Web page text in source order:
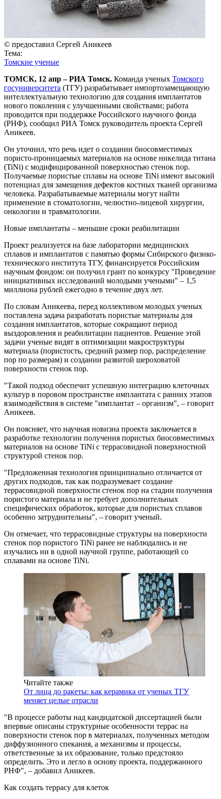
© предоставил Сергей Аникеев
Тема:
Томские ученые
ТОМСК, 12 апр – РИА Томск. Команда ученых Томского
госуниверситета (ТГУ) разрабатывает импортозамещающую
интеллектуальную технологию для создания имплантатов
нового поколения с улучшенными свойствами; работа
проводится при поддержке Российского научного фонда
(РНФ), сообщил РИА Томск руководитель проекта Сергей
Аникеев.
Он уточнил, что речь идет о создании биосовместимых
пористо-проницаемых материалов на основе никелида титана
(TiNi) с модифицированной поверхностью стенок пор.
Получаемые пористые сплавы на основе TiNi имеют высокий
потенциал для замещения дефектов костных тканей организма
человека. Разрабатываемые материалы могут найти
применение в стоматологии, челюстно-лицевой хирургии,
онкологии и травматологии.
Новые имплантаты – меньшие сроки реабилитации
Проект реализуется на базе лаборатории медицинских
сплавов и имплантатов с памятью формы Сибирского физико-
технического института ТГУ, финансируется Российским
научным фондом: он получил грант по конкурсу "Проведение
инициативных исследований молодыми учеными" – 1,5
миллиона рублей ежегодно в течение двух лет.
По словам Аникеева, перед коллективом молодых ученых
поставлена задача разработать пористые материалы для
создания имплантатов, которые сокращают период
выздоровления и реабилитации пациентов. Решение этой
задачи ученые видят в оптимизации макроструктуры
материала (пористость, средний размер пор, распределение
пор по размерам) и создании развитой шероховатой
поверхности стенок пор.
"Такой подход обеспечит успешную интеграцию клеточных
культур в поровом пространстве имплантата с ранних этапов
взаимодействия в системе "имплантат – организм", – говорит
Аникеев.
Он поясняет, что научная новизна проекта заключается в
разработке технологии получения пористых биосовместимых
материалов на основе TiNi с террасовидной поверхностной
структурой стенок пор.
"Предложенная технология принципиально отличается от
других подходов, так как подразумевает создание
террасовидной поверхности стенок пор на стадии получения
пористого материала и не требует дополнительных
специфических обработок, которые для пористых сплавов
особенно затруднительны", – говорит ученый.
Он отмечает, что террасовидные структуры на поверхности
стенок пор пористого TiNi ранее не наблюдались и не
изучались ни в одной научной группе, работающей со
сплавами на основе TiNi.
Читайте также
От лица до ракеты: как керамика от ученых ТГУ
меняет целые отрасли
"В процессе работы над кандидатской диссертацией были
впервые описаны структурные особенности террас на
поверхности стенок пор в материалах, полученных методом
диффузионного спекания, а механизмы и процессы,
ответственные за их образование, только предстояло
определить. Это и легло в основу проекта, поддержанного
РНФ", – добавил Аникеев.
Как создать террасу для клеток